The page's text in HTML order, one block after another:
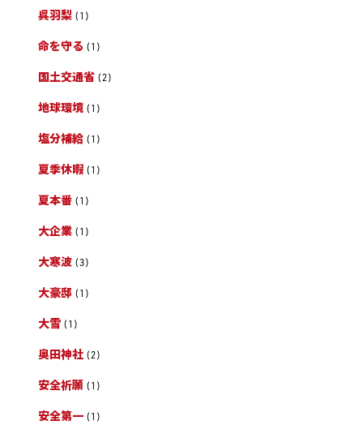
呉羽梨 (1)
命を守る (1)
国土交通省 (2)
地球環境 (1)
塩分補給 (1)
夏季休暇 (1)
夏本番 (1)
大企業 (1)
大寒波 (3)
大豪邸 (1)
大雪 (1)
奥田神社 (2)
安全祈願 (1)
安全第一 (1)